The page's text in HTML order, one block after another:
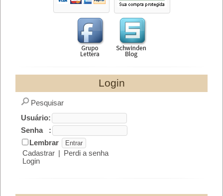
Login
Pesquisar
Usuário:
Senha :
Lembrar
Cadastrar
Perdi a senha
Login